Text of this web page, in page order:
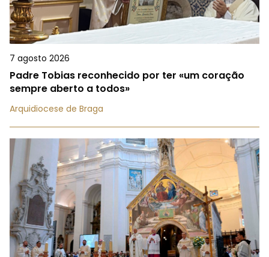
7 agosto 2026
Padre Tobias reconhecido por ter «um coração
sempre aberto a todos»
Arquidiocese de Braga